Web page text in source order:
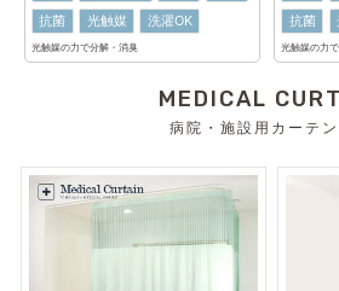
抗菌
光触媒 洗濯OK
光触媒の力で分解・消臭
抗菌
光触媒の力
MEDICAL
病院・施設用カーテ